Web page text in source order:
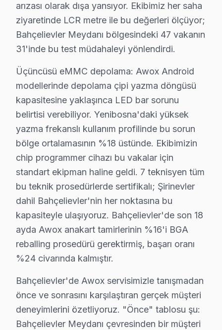
Çobançeşme'de Awox TV Servisi
Çobançeşme Mahallesi, oldukça çeşitli bir yapıya
Awox Teknoloji Evrimi ve Tamir Gereklilikleri
Bahçelievler, İstanbul'un hızla gelişen ve çeşitlenen
Panel/Ekran Değişimi:32 inç TV için yaklaşık
Anakart Tamiri:Model serisine göre
Güç Kartı, LED Backlight ve T-Con Kart:
Yazılım/Firmware İşlemleri:Cihazın yazılım
Yerinde Servis vs. Atölye Fiyat Farkı:Yerinde
Fiyatları etkileyen başlıca faktörler arasında garanti
Bahçelievler'de Awox Servisi: Fabrika
Bahçelievler, tarih boyunca birçok medeniyete ev
Fabrika Servis, Bahçelievler’de Awox markalı
Bahçelievler'de elektronik cihazların tamirinde etkili
Bahçelievler Awox servis - TV Tamiri
Awox LED TV'nizi neden Bahçelievler'da tamir
Mantıklı cevap: yakın, hızlı, güvenilir servis tercih
Bahçelievler Meydanı aksındaki müşterilerimiz
arızası olarak dışa yansıyor. Ekibimiz her saha
ziyaretinde LCR metre ile bu değerleri ölçüyor;
Bahçelievler Meydanı bölgesindeki 47 vakanın
31'inde bu test müdahaleyi yönlendirdi.
Üçüncüsü eMMC depolama: Awox Android
modellerinde depolama çipi yazma döngüsü
kapasitesine yaklaşınca LED bar sorunu
belirtisi verebiliyor. Yenibosna'daki yüksek
yazma frekanslı kullanım profilinde bu sorun
bölge ortalamasının %18 üstünde. Ekibimizin
chip programmer cihazı bu vakalar için
standart ekipman haline geldi. 7 teknisyen tüm
bu teknik prosedürlerde sertifikalı; Şirinevler
dahil Bahçelievler'nin her noktasına bu
kapasiteyle ulaşıyoruz. Bahçelievler'de son 18
ayda Awox anakart tamirlerinin %16'i BGA
reballing prosedürü gerektirmiş, başarı oranı
%24 civarında kalmıştır.
Bahçelievler'de Awox servisimizle tanışmadan
önce ve sonrasını karşılaştıran gerçek müşteri
deneyimlerini özetliyoruz. "Önce" tablosu şu:
Bahçelievler Meydanı çevresinden bir müşteri